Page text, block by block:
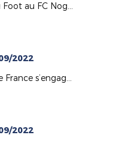
La Rentrée du Foot au FC Nogentais
2022
Les Equipes de France s’engagent dans le PEF I FFF 2022
2022